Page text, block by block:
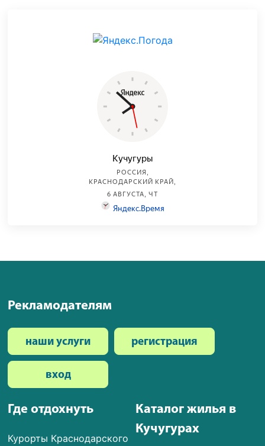
Где отдохнуть
Курорты Краснодарского
Каталог жилья в
Кучугурах
Рекламодателям
наши услуги регистрация
вход